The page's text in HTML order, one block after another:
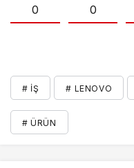
0 0
# İŞ # LENOVO
# ÜRÜN